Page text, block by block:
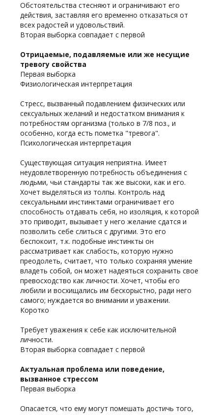
Обстоятельства стесняют и ограничивают его
действия, заставляя его временно отказаться от
всех радостей и удовольствий.
Вторая выборка совпадает с первой
Отрицаемые, подавляемые или же несущие
тревогу свойства
Первая выборка
Физиологическая интерпретация
Стресс, вызванный подавлением физических или
сексуальных желаний и недостатком внимания к
потребностям организма (только в 7/8 поз., и
особенно, когда есть пометка "тревога".
Психологическая интерпретация
Существующая ситуация неприятна. Имеет
неудовлетворенную потребность объединения с
людьми, чьи стандарты так же высоки, как и его.
Хочет выделяться из толпы. Контроль над
сексуальными инстинктами ограничивает его
способность отдавать себя, но изоляция, к которой
это приводит, вызывает у него желание сдатся и
позволить себе слиться с другими. Это его
беспокоит, т.к. подобные инстинкты он
рассматривает как слабость, которую нужно
преодолеть, считает, что только сохраняя умение
владеть собой, он может надеяться сохранить свое
превосходство как личности. Хочет, чтобы его
любили и восхищались им бескорыстно, ради него
самого; нуждается во внимании и уважении.
Коротко
Требует уважения к себе как исключительной
личности.
Вторая выборка совпадает с первой
Актуальная проблема или поведение,
вызванное стрессом
Первая выборка
Опасается, что ему могут помешать достичь того,